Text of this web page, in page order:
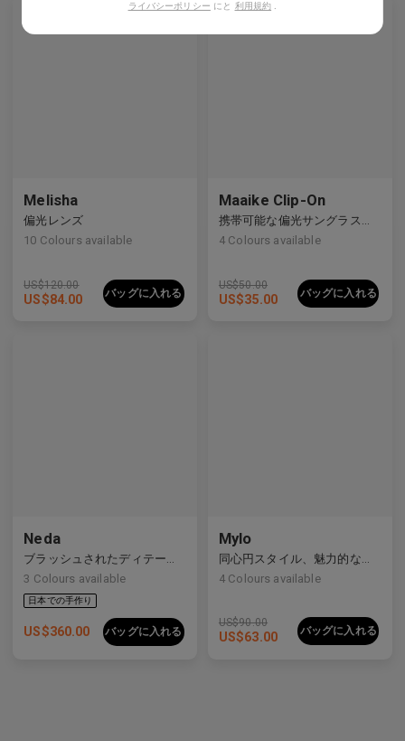
Melisha
偏光レンズ
10 Colours available
US$120.00
US$84.00 バッグに入れる
Maaike Clip-On
4 Colours available
US$50.00
US$35.00 バッグに入れる
Neda
3 Colours available
US$360.00 バッグに入れる
Mylo
4 Colours available
US$90.00
US$63.00 バッグに入れる
ライバシーポリシー にと 利用規約 .